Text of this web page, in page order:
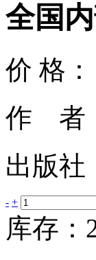
全国
价 格：
作 者
出版社
- +
库存：